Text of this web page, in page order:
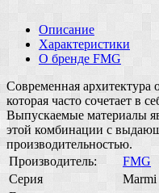
Описание
Характеристики
О бренде FMG
Современная архитектура
которая часто сочетает в
Выпускаемые материалы
этой комбинации с
производительностью.
Производитель:
FMG
Серия
Marmi